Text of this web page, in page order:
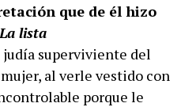
que de él hizo
La lista
superviviente del
al verle vestido con
porque le